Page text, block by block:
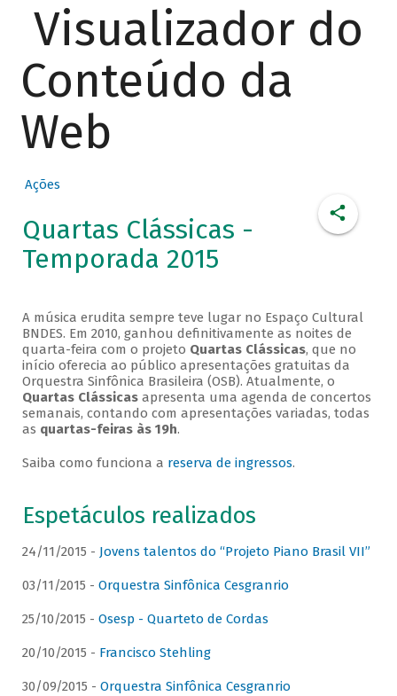
Visualizador do
Conteúdo da
Web
Ações
Quartas Clássicas -
Temporada 2015
A música erudita sempre teve lugar no Espaço Cultural
BNDES. Em 2010, ganhou definitivamente as noites de
quarta-feira com o projeto Quartas Clássicas, que no
início oferecia ao público apresentações gratuitas da
Orquestra Sinfônica Brasileira (OSB). Atualmente, o
Quartas Clássicasapresenta uma agenda de concertos
semanais, contando com apresentações variadas, todas
as quartas-feiras às 19h.
Saiba como funciona a reserva de ingressos.
Espetáculos realizados
24/11/2015 - Jovens talentos do “Projeto Piano Brasil VII”
03/11/2015 - Orquestra Sinfônica Cesgranrio
25/10/2015 - Osesp - Quarteto de Cordas
20/10/2015 - Francisco Stehling
30/09/2015 - Orquestra Sinfônica Cesgranrio